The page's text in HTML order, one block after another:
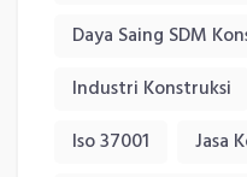
Daya Saing SDM
Industri Konstruksi
Iso 37001
Jasa